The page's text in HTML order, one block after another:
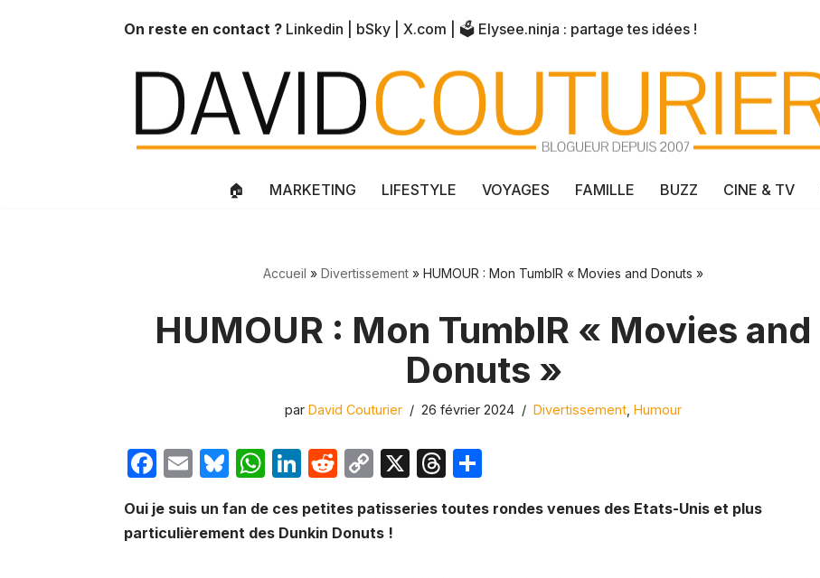
On reste en contact ? Linkedin bSky X.com | 🗳️ Elysee.ninja : partage tes idées !
🏠 MARKETING LIFESTYLE VOYAGES FAMILLE BUZZ CINE & TV
Accueil » Divertissement » HUMOUR : Mon TumblR « Movies and Donuts »
HUMOUR : Mon TumblR « Movies and
Donuts »
par David Couturier 26 février 2024 Divertissement Humour
F
c
e
E
ail
Bl
e
s
W
at
s
Li
k
e
R
d
di
C
p
y
X
T
e ta
Oui je suis un fan de ces petites patisseries toutes rondes venues des Etats-Unis et plus
particulièrement des Dunkin Donuts !